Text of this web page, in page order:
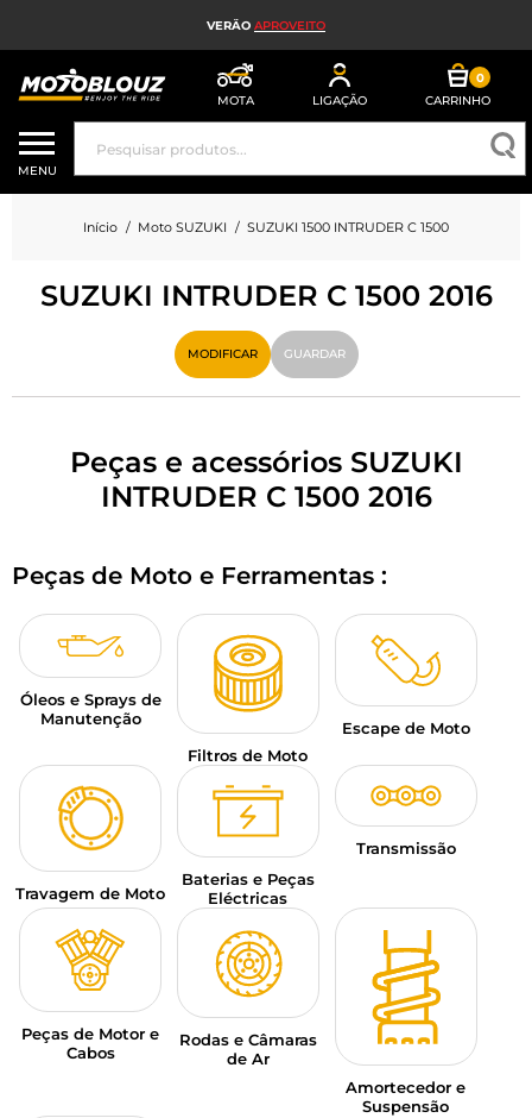
VERÃO APROVEITO
MOTA LIGAÇÃO
0
CARRINHO
CAPACETE DE MOTO
EQUIPAMENTO DE MOTO HOMEM
EQUIPAMENTO DE MOTO SENHORA
MX, ENDURO E TRIAL
HIGH-TECH MOTO
AIRBAG DE MOTO
PEÇAS DE MOTO E FERRAMENTAS
ACESSÓRIOS DE MOTO
DESCONTOS E PROMOÇÕES
CARTÕES PRESENTE
PT | EUR € — MODIFICAR
MARCAS
CONSELHOS
CONTACTAR-NOS
MENU
Início Moto SUZUKI SUZUKI 1500 INTRUDER C 1500
SUZUKI INTRUDER C 1500 2016
MODIFICAR GUARDAR
Peças e acessórios SUZUKI
INTRUDER C 1500 2016
Peças de Moto e Ferramentas :
Óleos e Sprays de
Manutenção
Filtros de Moto
Escape de Moto
Travagem de Moto
Baterias e Peças
Eléctricas
Transmissão
Peças de Motor e
Cabos
Rodas e Câmaras
de Ar
Amortecedor e
Suspensão